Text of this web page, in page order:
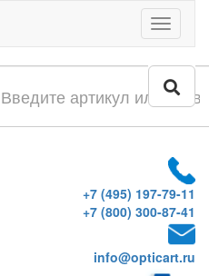
Меню
+7 (495) 197-79-11
+7 (800) 300-87-41
info@opticart.ru